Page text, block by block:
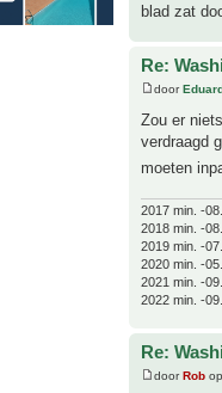
blad zat
Re:
door
Zou er
verdraagd
moeten
2017 min. -
2018 min. -
2019 min. -
2020 min. -
2021 min. -
2022 min. -
Re:
doorRob